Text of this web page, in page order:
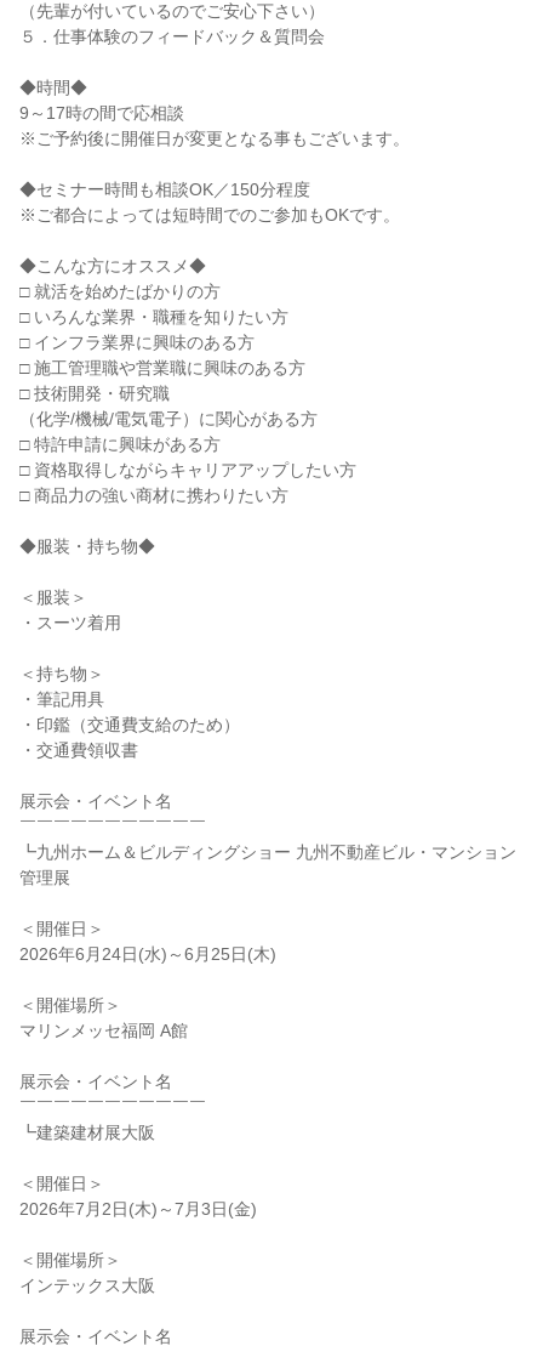
（先輩が付いているのでご安心下さい）
５．仕事体験のフィードバック＆質問会
◆時間◆
9～17時の間で応相談
※ご予約後に開催日が変更となる事もございます。
◆セミナー時間も相談OK／150分程度
※ご都合によっては短時間でのご参加もOKです。
◆こんな方にオススメ◆
□ 就活を始めたばかりの方
□ いろんな業界・職種を知りたい方
□ インフラ業界に興味のある方
□ 施工管理職や営業職に興味のある方
□ 技術開発・研究職
（化学/機械/電気電子）に関心がある方
□ 特許申請に興味がある方
□ 資格取得しながらキャリアアップしたい方
□ 商品力の強い商材に携わりたい方
◆服装・持ち物◆
＜服装＞
・スーツ着用
＜持ち物＞
・筆記用具
・印鑑（交通費支給のため）
・交通費領収書
展示会・イベント名
￣￣￣￣￣￣￣￣￣￣￣
┗九州ホーム＆ビルディングショー 九州不動産ビル・マンション
管理展
＜開催日＞
2026年6月24日(水)～6月25日(木)
＜開催場所＞
マリンメッセ福岡 A館
展示会・イベント名
￣￣￣￣￣￣￣￣￣￣￣
┗建築建材展大阪
＜開催日＞
2026年7月2日(木)～7月3日(金)
＜開催場所＞
インテックス大阪
展示会・イベント名